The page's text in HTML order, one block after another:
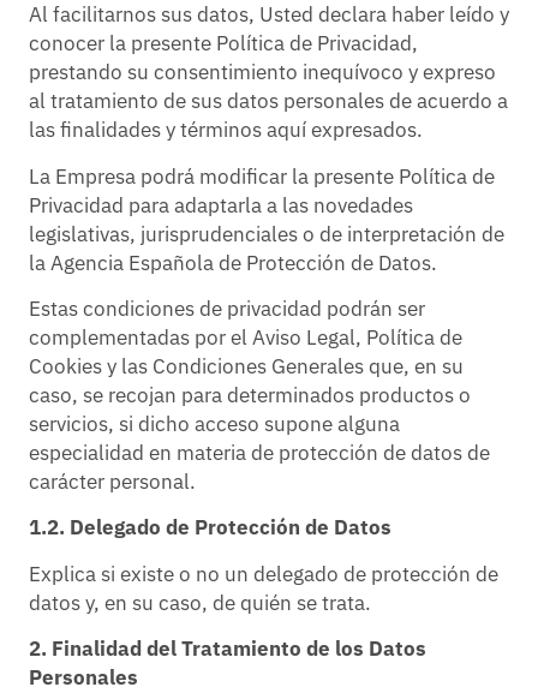
Al facilitarnos sus datos, Usted declara haber leído y
conocer la presente Política de Privacidad,
prestando su consentimiento inequívoco y expreso
al tratamiento de sus datos personales de acuerdo a
las finalidades y términos aquí expresados.
La Empresa podrá modificar la presente Política de
Privacidad para adaptarla a las novedades
legislativas, jurisprudenciales o de interpretación de
la Agencia Española de Protección de Datos.
Estas condiciones de privacidad podrán ser
complementadas por el Aviso Legal, Política de
Cookies y las Condiciones Generales que, en su
caso, se recojan para determinados productos o
servicios, si dicho acceso supone alguna
especialidad en materia de protección de datos de
carácter personal.
1.2. Delegado de Protección de Datos
Explica si existe o no un delegado de protección de
datos y, en su caso, de quién se trata.
2. Finalidad del Tratamiento de los Datos
Personales